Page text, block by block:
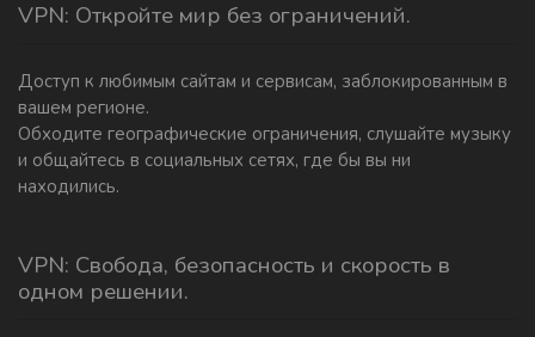
VPN: Откройте мир без ограничений.
Доступ к любимым сайтам и сервисам, заблокированным в
вашем регионе.
Обходите географические ограничения, слушайте музыку
и общайтесь в социальных сетях, где бы вы ни
находились.
VPN: Свобода, безопасность и скорость в
одном решении.